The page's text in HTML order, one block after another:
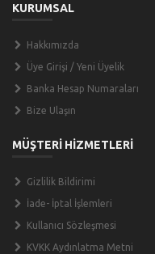
KURUMSAL
Hakkımızda
Üye Girişi / Yeni Üyelik
Banka Hesap Numaraları
Bize Ulaşın
MÜŞTERİ HİZMETLERİ
Gizlilik Bildirimi
İade- İptal İşlemleri
Kullanıcı Sözleşmesi
KVKK Aydınlatma Metni